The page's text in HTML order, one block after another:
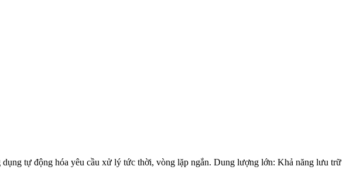
tự động hóa yêu cầu xử lý tức thời, vòng lặp ngắn. Dung lượng lớn: Khả năng lưu trữ